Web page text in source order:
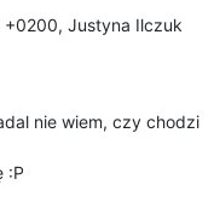
+0200, Justyna Ilczuk
nie wiem, czy chodzi
:P